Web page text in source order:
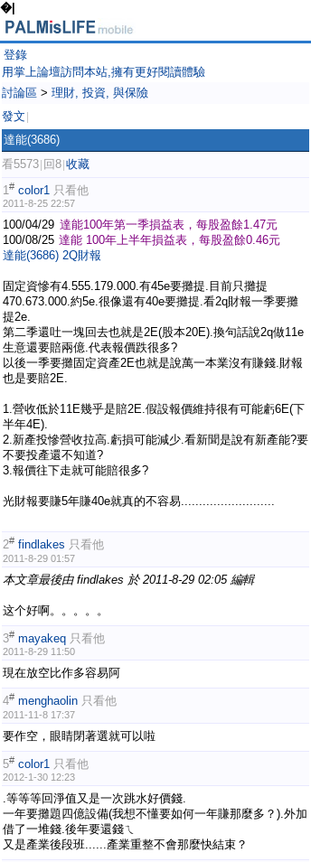
�|
登錄
用掌上論壇訪問本站,擁有更好閱讀體驗
討論區 > 理財, 投資, 與保險
發文
達能(3686)
看5573 回8 收藏
1# color1 只看他
2011-8-25 22:57
100/04/29 達能100年第一季損益表，每股盈餘1.47元
100/08/25 達能 100年上半年損益表，每股盈餘0.46元
達能(3686) 2Q財報
固定資慘有4.555.179.000.有45e要攤提.目前只攤提
470.673.000.約5e.很像還有40e要攤提.看2q財報一季要攤
提2e.
第二季還吐一塊回去也就是2E(股本20E).換句話說2q做11e
生意還要賠兩億.代表報價跌很多?
以後一季要攤固定資產2E也就是說萬一本業沒有賺錢.財報
也是要賠2E.
1.營收低於11E幾乎是賠2E.假設報價維持很有可能虧6E(下
半年4E).
2.新產投慘營收拉高.虧損可能減少.看新聞是說有新產能?要
不要投產還不知道?
3.報價往下走就可能賠很多?
光財報要賺5年賺40e就真的不容易..........................
2# findlakes 只看他
2011-8-29 01:57
本文章最後由 findlakes 於 2011-8-29 02:05 編輯
这个好啊。。。。。
3# mayakeq 只看他
2011-8-29 11:50
現在放空比作多容易阿
4# menghaolin 只看他
2011-11-8 17:37
要作空，眼睛閉著選就可以啦
5# color1 只看他
2012-1-30 12:23
.等等等回淨值又是一次跳水好價錢.
一年要攤題四億設備(我想不懂要如何一年賺那麼多？).外加
借了一堆錢.後年要還錢ㄟ
又是產業後段班......產業重整不會那麼快結束？